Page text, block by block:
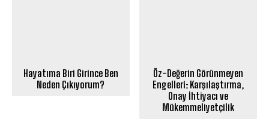
Hayatıma Biri Girince Ben
Neden Çıkıyorum?
Öz-Değerin Görünmeyen
Engelleri: Karşılaştırma,
Onay İhtiyacı ve
Mükemmeliyetçilik